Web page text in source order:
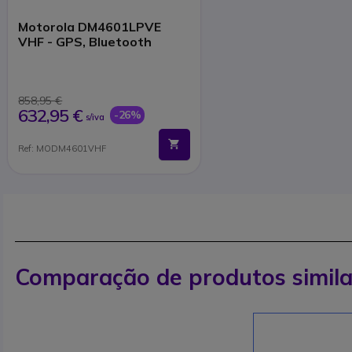
Motorola DM4601LPVE
VHF - GPS, Bluetooth
858,95 €
632,95 € s/iva -26%
Ref: MODM4601VHF
Comparação de produtos